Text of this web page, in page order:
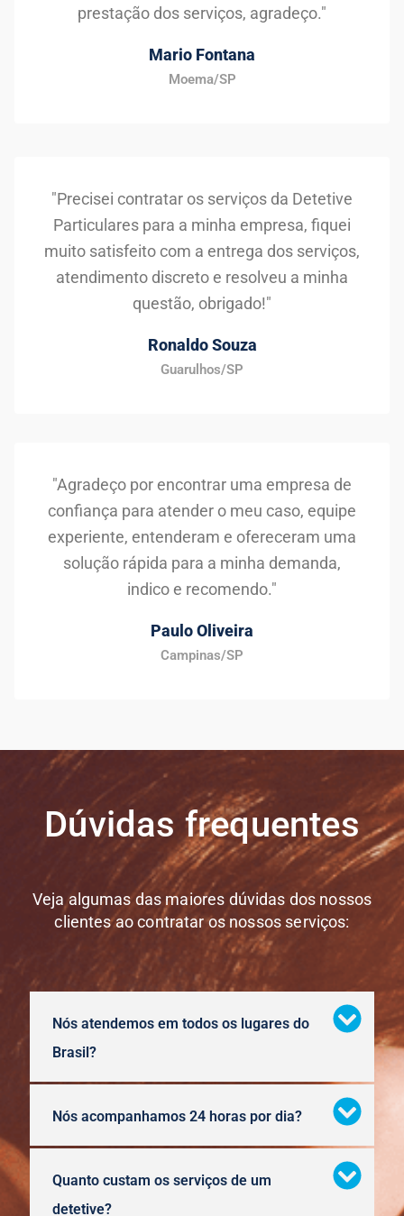
prestação dos serviços, agradeço."
Mario Fontana
Moema/SP
"Precisei contratar os serviços da Detetive
Particulares para a minha empresa, fiquei
muito satisfeito com a entrega dos serviços,
atendimento discreto e resolveu a minha
questão, obrigado!"
Ronaldo Souza
Guarulhos/SP
"Agradeço por encontrar uma empresa de
confiança para atender o meu caso, equipe
experiente, entenderam e ofereceram uma
solução rápida para a minha demanda,
indico e recomendo."
Paulo Oliveira
Campinas/SP
Dúvidas frequentes
Veja algumas das maiores dúvidas dos nossos
clientes ao contratar os nossos serviços:
Nós atendemos em todos os lugares do
Brasil?
Nós acompanhamos 24 horas por dia?
Quanto custam os serviços de um
detetive?